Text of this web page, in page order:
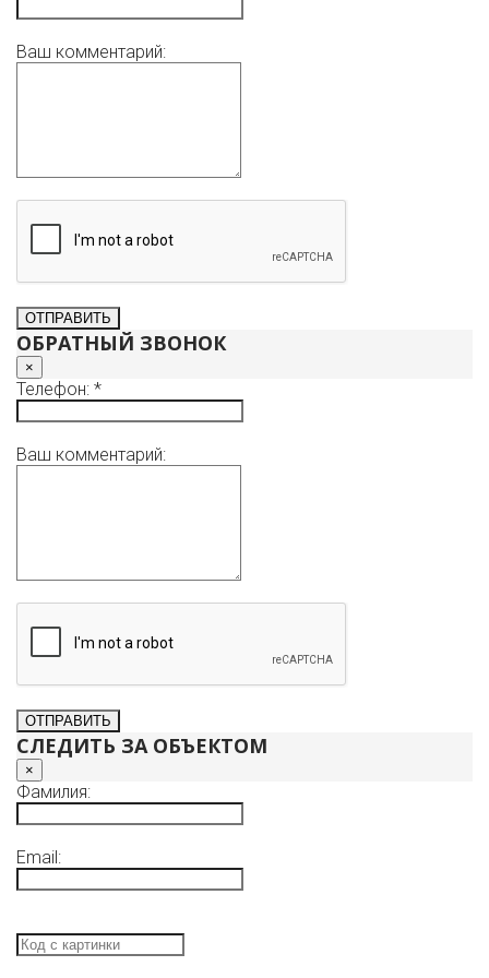
Ваш комментарий:
ОБРАТНЫЙ ЗВОНОК
×
Телефон: *
Ваш комментарий:
СЛЕДИТЬ ЗА ОБЪЕКТОМ
×
Фамилия:
Email: